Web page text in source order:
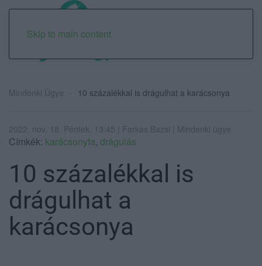
Skip to main content
Mindenki Ügye 10 százalékkal is drágulhat a karácsonya
2022. nov. 18. Péntek, 13:45 | Farkas Bazsi | Mindenki ügye
Címkék: karácsonyfa, drágulás
10 százalékkal is
drágulhat a
karácsonya